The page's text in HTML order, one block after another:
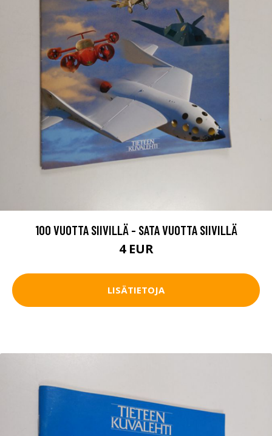
100 VUOTTA SIIVILLÄ - SATA VUOTTA SIIVILLÄ
4 EUR
LISÄTIETOJA